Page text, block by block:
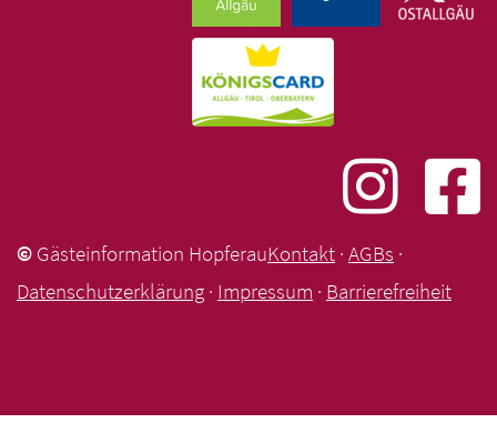
© Gästeinformation HopferauKontakt · AGBs ·
Datenschutzerklärung · Impressum · Barrierefreiheit